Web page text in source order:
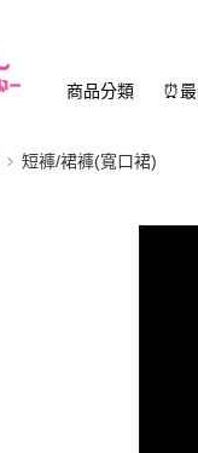
商品分類 ⏰
短褲/裙褲(寬口裙)